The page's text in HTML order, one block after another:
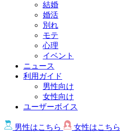
結婚
婚活
別れ
モテ
心理
イベント
ニュース
利用ガイド
男性向け
女性向け
ユーザーボイス
男性はこちら 女性はこちら